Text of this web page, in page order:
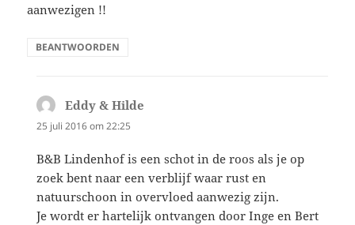
aanwezigen !!
BEANTWOORDEN
Eddy & Hilde
25 juli 2016 om 22:25
B&B Lindenhof is een schot in de roos als je op
zoek bent naar een verblijf waar rust en
natuurschoon in overvloed aanwezig zijn.
Je wordt er hartelijk ontvangen door Inge en Bert